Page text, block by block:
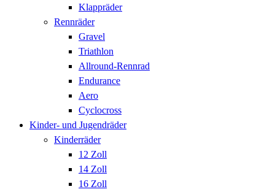
Klappräder
Rennräder
Gravel
Triathlon
Allround-Rennrad
Endurance
Aero
Cyclocross
Kinder- und Jugendräder
Kinderräder
12 Zoll
14 Zoll
16 Zoll